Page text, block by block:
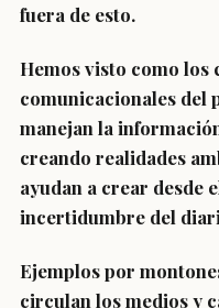
fuera de esto.
Hemos visto como los
comunicacionales del
manejan la
creando realidades
ayudan a crear desde
incertidumbre del
Ejemplos por
circulan los medios y